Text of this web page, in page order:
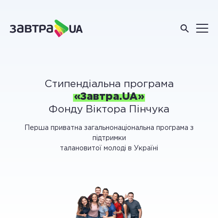
Стипендіальна програма
«Завтра.UA»
Фонду Віктора Пінчука
Перша приватна загальнонаціональна програма з
підтримки
талановитої молоді в Україні